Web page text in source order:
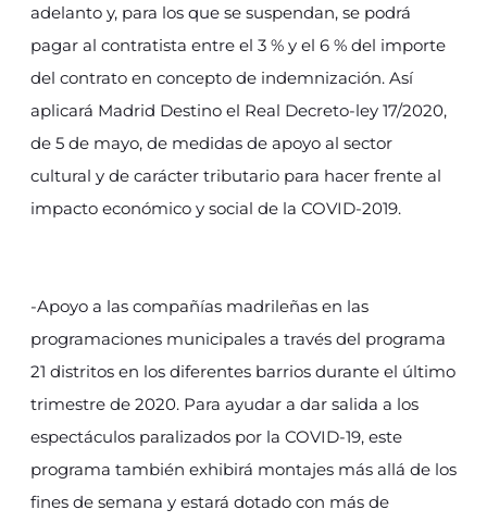
adelanto y, para los que se suspendan, se podrá
pagar al contratista entre el 3 % y el 6 % del importe
del contrato en concepto de indemnización. Así
aplicará Madrid Destino el Real Decreto-ley 17/2020,
de 5 de mayo, de medidas de apoyo al sector
cultural y de carácter tributario para hacer frente al
impacto económico y social de la COVID-2019.
-Apoyo a las compañías madrileñas en las
programaciones municipales a través del programa
21 distritos en los diferentes barrios durante el último
trimestre de 2020. Para ayudar a dar salida a los
espectáculos paralizados por la COVID-19, este
programa también exhibirá montajes más allá de los
fines de semana y estará dotado con más de